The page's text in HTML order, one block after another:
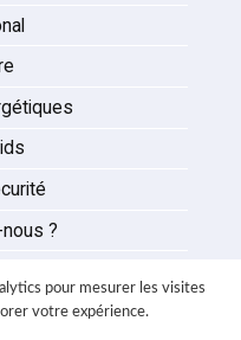
?
pour mesurer les visites
votre expérience.